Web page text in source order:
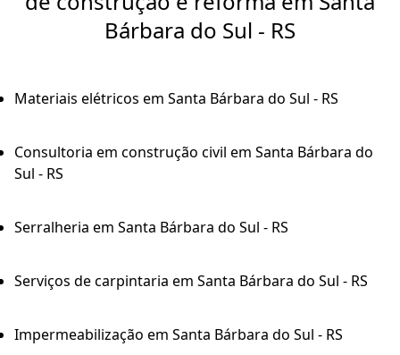
Bárbara do Sul - RS
Materiais elétricos em Santa Bárbara do Sul - RS
Consultoria em construção civil em Santa Bárbara do
Sul - RS
Serralheria em Santa Bárbara do Sul - RS
Serviços de carpintaria em Santa Bárbara do Sul - RS
Impermeabilização em Santa Bárbara do Sul - RS